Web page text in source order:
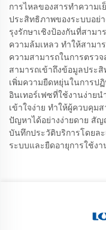
การไหลของสารทำความ
ประสิทธิภาพของระบบอย่
รุงรักษาเชิงป้องกันที่สาม
ความล้มเหลว ทำให้สามา
ความสามารถในการตรว
สามารถเข้าถึงข้อมูลประ
เพิ่มความยืดหยุ่นในการป
อินเทอร์เฟซที่ใช้งานง่าย
เข้าใจง่าย ทำให้ผู้ควบคุม
ปัญหาได้อย่างง่ายดาย สั
บันทึกประวัติบริการโดยล
ระบบและยืดอายุการใช้ง